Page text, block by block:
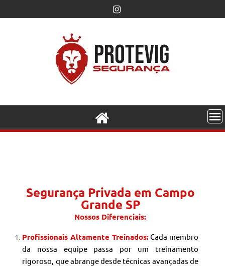
Segurança Privada em Campo
Grande SP
Nossos Diferenciais:
Profissionais Altamente Treinados:Cada membro
da nossa equipe passa por um treinamento
rigoroso, que abrange desde técnicas avançadas de